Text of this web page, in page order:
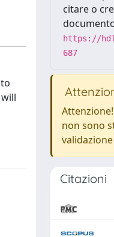
citare o
https://
687
non sono
Citazioni